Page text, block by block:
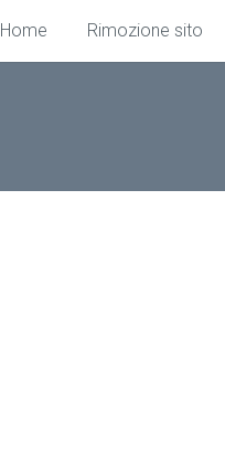
Home Rimozione sito